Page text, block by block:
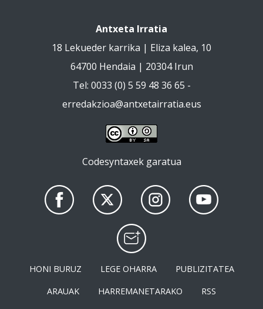
Antxeta Irratia
18 Lekueder karrika | Eliza kalea, 10
64700 Hendaia | 20304 Irun
Tel: 0033 (0) 5 59 48 36 65 -
erredakzioa@antxetairratia.eus
Codesyntaxek garatua
HONI BURUZ LEGE OHARRA
PUBLIZITATEA
ARAUAK
HARREMANETARAKO RSS